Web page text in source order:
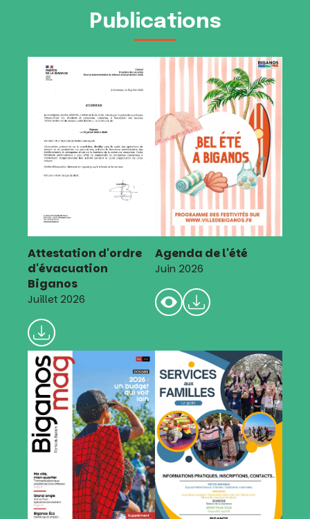
Publications
Attestation d'ordre
d'évacuation
Biganos
Juillet 2026
Agenda de l'été
Juin 2026